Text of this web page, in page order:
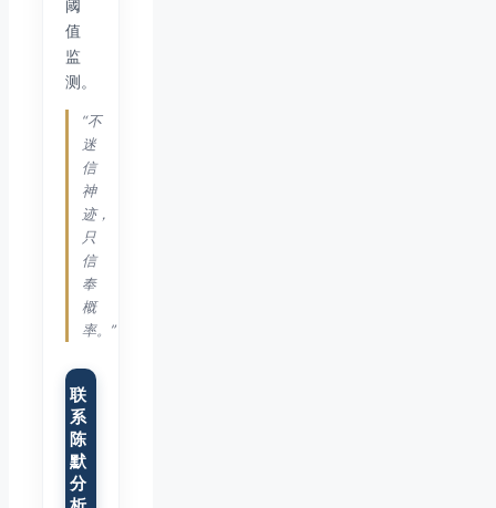
阈
值
监
测。
“不
迷
信
神
迹，
只
信
奉
概
率。”
联
系
陈
默
分